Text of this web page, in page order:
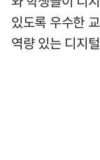
있도록 우수한
역량 있는 디지